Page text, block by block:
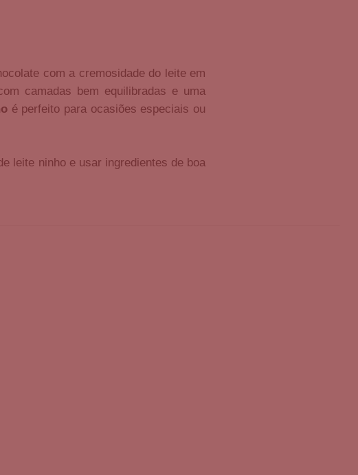
com a cremosidade do leite em
camadas bem equilibradas e uma
é perfeito para ocasiões especiais ou
leite ninho e usar ingredientes de boa